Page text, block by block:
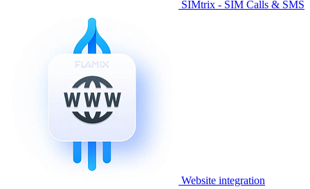
SIMtrix - SIM Calls & SMS
Website integration